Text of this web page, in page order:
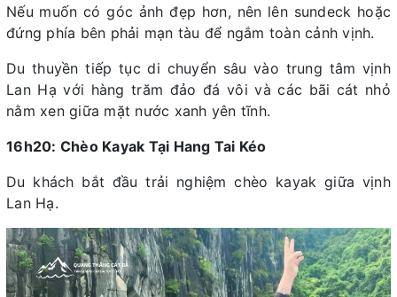
Nếu muốn có góc ảnh đẹp hơn, nên lên sundeck hoặc
đứng phía bên phải mạn tàu để ngắm toàn cảnh vịnh.
Du thuyền tiếp tục di chuyển sâu vào trung tâm vịnh
Lan Hạ với hàng trăm đảo đá vôi và các bãi cát nhỏ
nằm xen giữa mặt nước xanh yên tĩnh.
16h20: Chèo Kayak Tại Hang Tai Kéo
Du khách bắt đầu trải nghiệm chèo kayak giữa vịnh
Lan Hạ.